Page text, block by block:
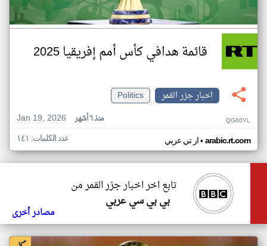
قائمة هدافي كأس أمم إفريقيا 2025
اخبار جزر القمر
Politics
Jan 19, 2026
منذ ٦ أشهر QG60YL
ار تي عربي• arabic.rt.com عدد الكلمات: ١٤١
تابع اخر اخبار جزر القمر من
بي بي سي عربي
مصادر أخرى